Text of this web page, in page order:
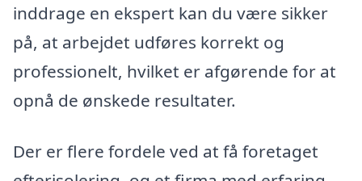
inddrage en ekspert kan du være sikker
på, at arbejdet udføres korrekt og
professionelt, hvilket er afgørende for at
opnå de ønskede resultater.
Der er flere fordele ved at få foretaget